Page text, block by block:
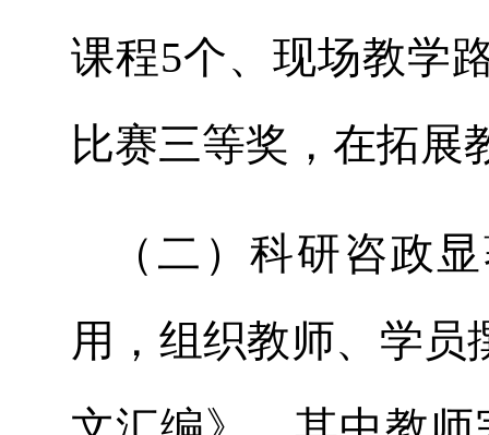
课程5个、现场教学
比赛三等奖，在拓展
（二）科研咨政
用，组织教师、学员